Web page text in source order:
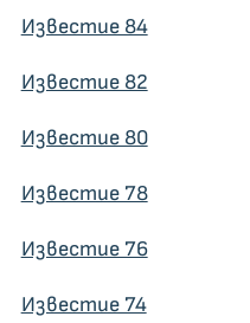
Известие 84
Известие 82
Известие 80
Известие 78
Известие 76
Известие 74